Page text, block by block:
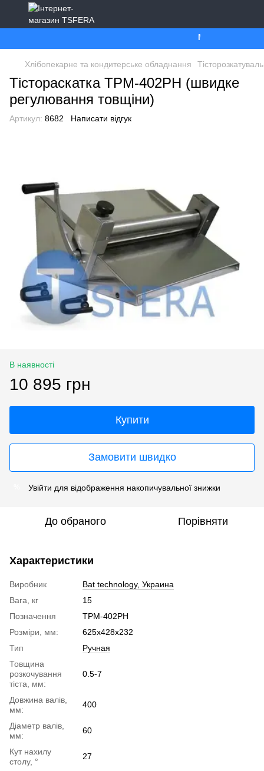
Ми працюємо.
Хлібопекарне та кондитерське обладнання
Тістораскатка ТРМ-402РН (швидке
регулювання товщіни)
Артикул: 8682 Написати відгук
В наявності
10 895 грн
Купити
Замовити швидко
Увійти для відображення накопичувальної знижки
До обраного Порівняти
Характеристики
Виробник
Bat technology, Украина
Вага, кг
15
Позначення
ТРМ-402РН
Розміри, мм:
625x428x232
Тип
Ручная
Товщина
розкочування
тіста, мм:
0.5-7
Довжина валів,
мм:
400
Діаметр валів,
мм:
60
Кут нахилу
столу, °
27